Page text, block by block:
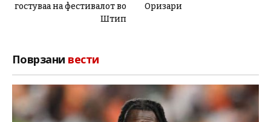
гостуваа на фестивалот во
Штип
Оризари
Поврзани вести